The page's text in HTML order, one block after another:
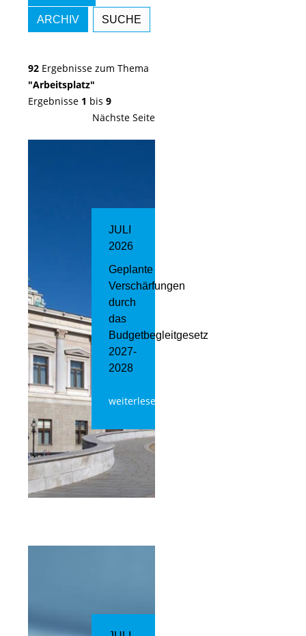
ARCHIV SUCHE
92 Ergebnisse zum Thema
"Arbeitsplatz"
Ergebnisse 1 bis 9
Nächste Seite
JULI
2026
Geplante
Verschärfungen
durch
das
Budgetbegleitgesetz
2027-
2028
weiterlesen